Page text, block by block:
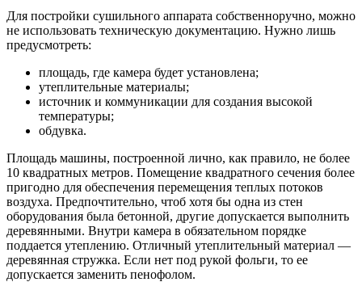
Для постройки сушильного аппарата собственноручно, можно
не использовать техническую документацию. Нужно лишь
предусмотреть:
площадь, где камера будет установлена;
утеплительные материалы;
источник и коммуникации для создания высокой
температуры;
обдувка.
Площадь машины, построенной лично, как правило, не более
10 квадратных метров. Помещение квадратного сечения более
пригодно для обеспечения перемещения теплых потоков
воздуха. Предпочтительно, чтоб хотя бы одна из стен
оборудования была бетонной, другие допускается выполнить
деревянными. Внутри камера в обязательном порядке
поддается утеплению. Отличный утеплительный материал —
деревянная стружка. Если нет под рукой фольги, то ее
допускается заменить пенофолом.